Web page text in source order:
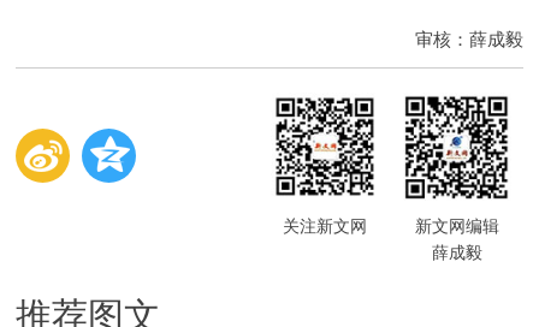
审核：薛成毅
关注新文网
新文网编辑
薛成毅
推荐图文